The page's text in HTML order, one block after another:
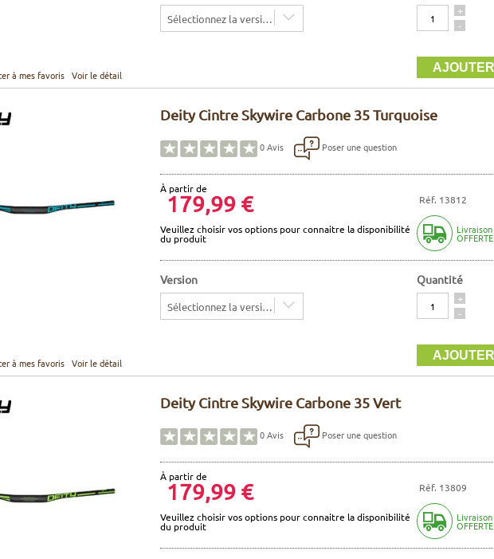
à mes favoris Voir le détail
Sélectionnez la version
Quantité
+
-
Deity Cintre Skywire Carbone 35 Turquoise
0Avis Poser une question
à mes favoris Voir le détail
À partir de
179,99 € Réf. 13812
Veuillez choisir vos options pour connaitre la disponibilité
du produit
Livraison
OFFERTE
Version
Sélectionnez la version
Quantité
Quantité
+
-
Deity Cintre Skywire Carbone 35 Vert
0Avis Poser une question
À partir de
179,99 € Réf. 13809
Veuillez choisir vos options pour connaitre la disponibilité
du produit
Livraison
OFFERTE